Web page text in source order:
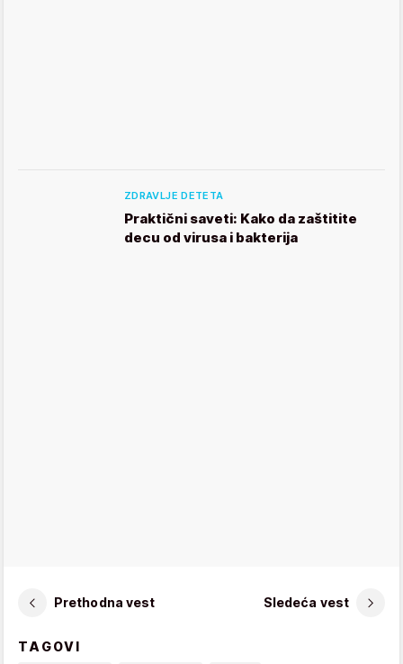
ZDRAVLJE DETETA
Praktični saveti: Kako da zaštitite
decu od virusa i bakterija
Prethodna vest Sledeća vest
TAGOVI